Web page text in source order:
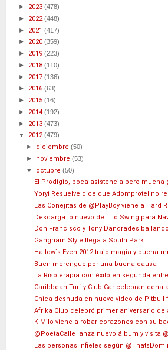
► 2023 (478)
► 2022(448)
► 2021 (417)
► 2020 (359)
► 2019 (223)
► 2018 (110)
► 2017 (136)
► 2016 (63)
► 2015 (16)
► 2014 (192)
► 2013 (473)
▼ 2012(479)
► diciembre(50)
► noviembre(53)
▼ octubre(50)
El Prodigio, poca asistencia pero mucha
Yoryi Resuelve dice que Adomprotel no
Las Conejitas de @PlayBoy viene a Hard
Descarga lo nuevo de Tito Swing para
Don Francisco y Tony Dandrades
Gangnam Style llega a South Park
Hallow´s Even 2012 trajo magia y buena
Buen merengue por una buena causa
La Risoterapia con éxito en segunda
Caribbean Turf y Club Car celebran cena
Chica desnuda en nuevo video de Pitbull
Afrika Club celebró primer aniversario de
K-Milo viene a robar corazones con su
@PoetaCalle lanza nuevo álbum y visita
Las personas infieles según